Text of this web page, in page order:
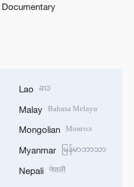
Documentary
Lao ລາວ
Malay Bahasa Melayu
Mongolian Монгол
Myanmar မြန်မာဘာသာ
Nepali नेपाली